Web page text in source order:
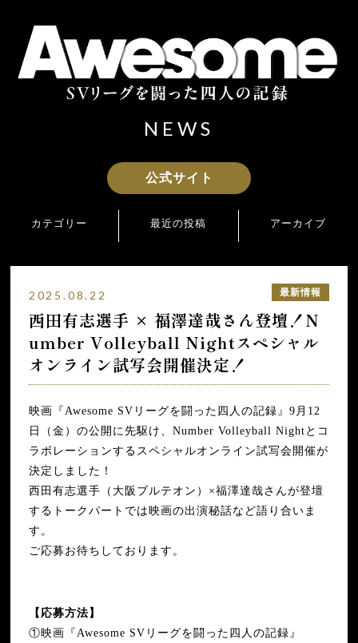
NEWS
公式サイト
カテゴリー 最近の投稿
本日11月1日（土）よりU-NEXTにて独占配信開始
【9.17更新】各界のバレーボールファ
より推薦コメントが到
着
アーカイブ
2025年10月
2025年9月
2025年8月
2025年7月
2025.08.22 最新情報
西田有志選手 × 福澤達哉さん登壇！N
umber Volleyball Nightスペシャル
オンライン試写会開催決定！
映画『Awesome SVリーグを闘った四人の記録』9月12
日（金）の公開に先駆け、Number Volleyball Nightとコ
ラボレーションするスペシャルオンライン試写会開催が
決定しました！
西田有志選手（大阪ブルテオン）×福澤達哉さんが登壇
するトークパートでは映画の出演秘話など語り合いま
す。
ご応募お待ちしております。
【応募方法】
①映画『Awesome SVリーグを闘った四人の記録』